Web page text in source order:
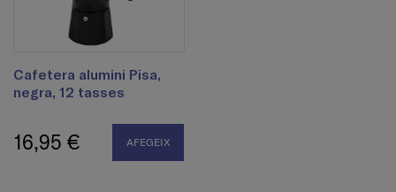
Cafetera alumini Pisa,
negra, 12 tasses
16,95 € AFEGEIX